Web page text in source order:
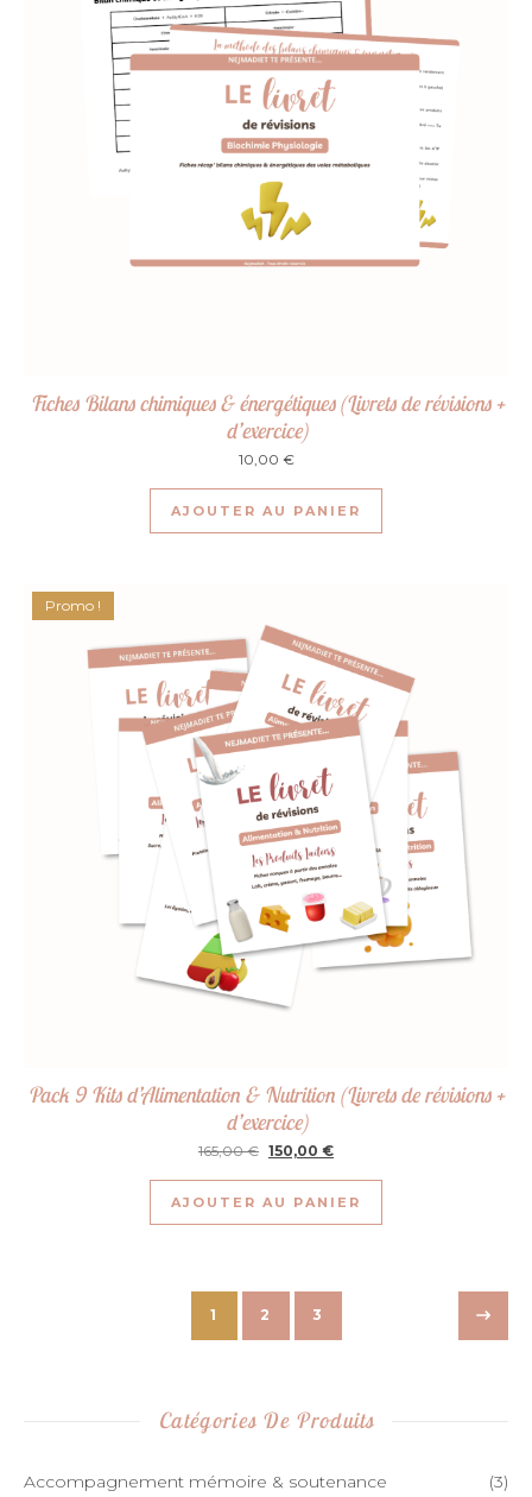
Fiches Bilans chimiques & énergétiques (Livrets de révisions +
d’exercice)
10,00 €
AJOUTER AU PANIER
Promo !
Pack 9 Kits d’Alimentation & Nutrition (Livrets de révisions +
d’exercice)
165,00€ Le prix initial était : 165,00 €.
150,00 €Le prix actuel est : 150,00 €.
AJOUTER AU PANIER
1 2 3
Catégories De Produits
Accompagnement mémoire & soutenance (3)